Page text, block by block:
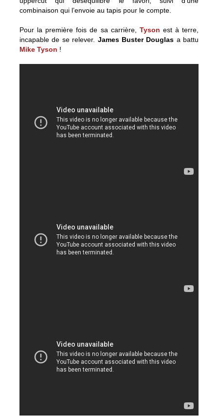
combinaison qui l’envoie au tapis pour le compte.
Pour la première fois de sa carrière, Tyson est à terre,
incapable de se relever. James Buster Douglas a battu
Mike Tyson !